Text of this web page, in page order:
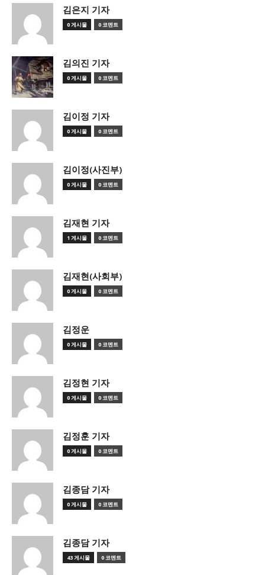
김은지 기자
0 게시물 0 코멘트
김의진 기자
0 게시물 0 코멘트
김이정 기자
0 게시물 0 코멘트
김이정(사진부)
0 게시물 0 코멘트
김재현 기자
1 게시물 0 코멘트
김재현(사회부)
0 게시물 0 코멘트
김정운
0 게시물 0 코멘트
김정현 기자
0 게시물 0 코멘트
김정훈 기자
0 게시물 0 코멘트
김종담 기자
0 게시물 0 코멘트
김종담 기자
43 게시물 0 코멘트